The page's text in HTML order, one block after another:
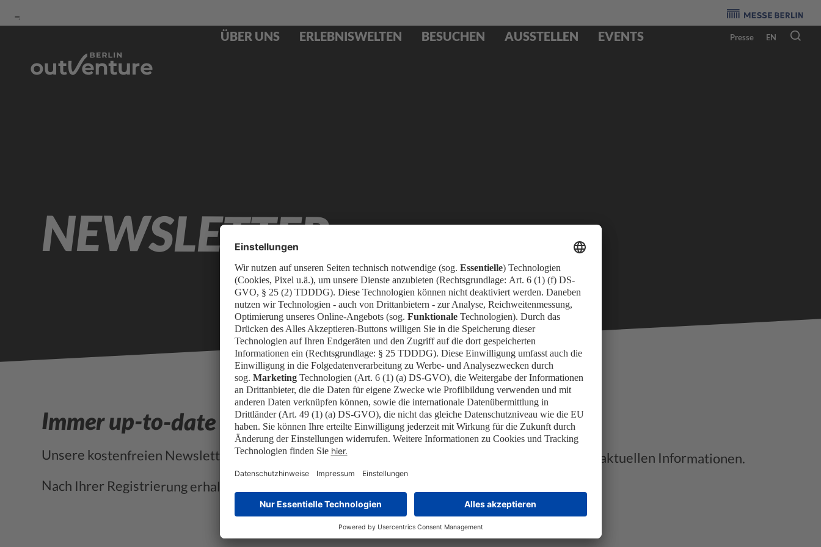
Zur
Veranstalter:
ÜBER UNS ERLEBNISWELTEN BESUCHEN AUSSTELLEN EVENTS Presse EN
NEWSLETTER
Immer up-to-date
Unsere kostenfreien Newsletter der OutVenture versorgen Sie in regelmäßigen Abständen mit aktuellen Informationen.
Nach Ihrer Registrierung erhalten Sie eine E-Mail zur Bestätigung.